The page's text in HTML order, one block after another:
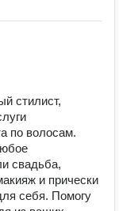
стилист,
по волосам.
свадьба,
и прически
себя. Помогу